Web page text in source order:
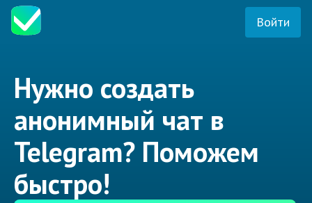
Войти
Нужно создать
анонимный чат в
Telegram? Поможем
быстро!